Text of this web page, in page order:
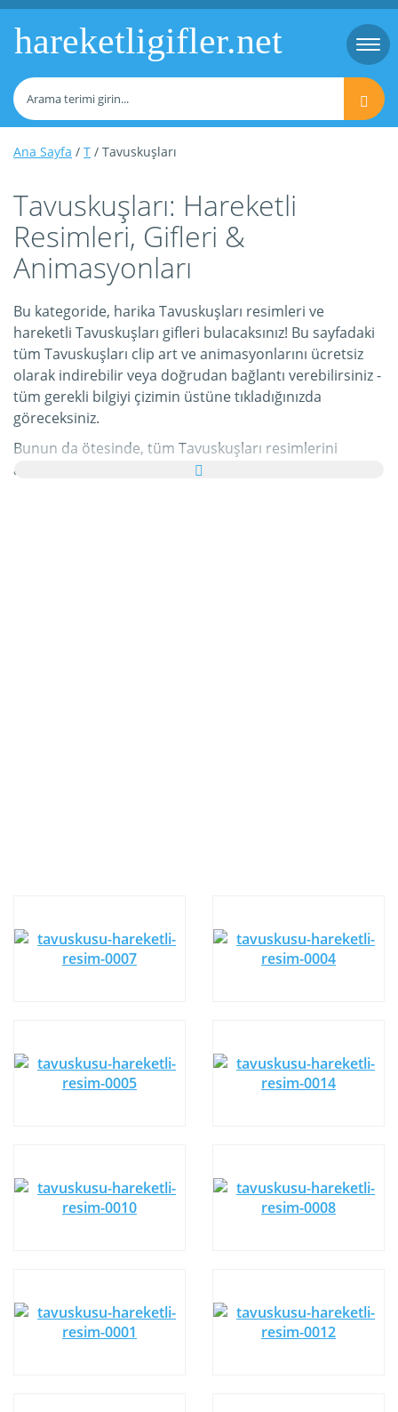
hareketligifler.net
Ana Sayfa / T / Tavuskuşları
Tavuskuşları: Hareketli
Resimleri, Gifleri &
Animasyonları
Bu kategoride, harika Tavuskuşları resimleri ve
hareketli Tavuskuşları gifleri bulacaksınız! Bu sayfadaki
tüm Tavuskuşları clip art ve animasyonlarını ücretsiz
olarak indirebilir veya doğrudan bağlantı verebilirsiniz -
tüm gerekli bilgiyi çizimin üstüne tıkladığınızda
göreceksiniz.
Bunun da ötesinde, tüm Tavuskuşları resimlerini
ailenize ve arkadaşlarınıza tebrik kartı olarak ücretsiz